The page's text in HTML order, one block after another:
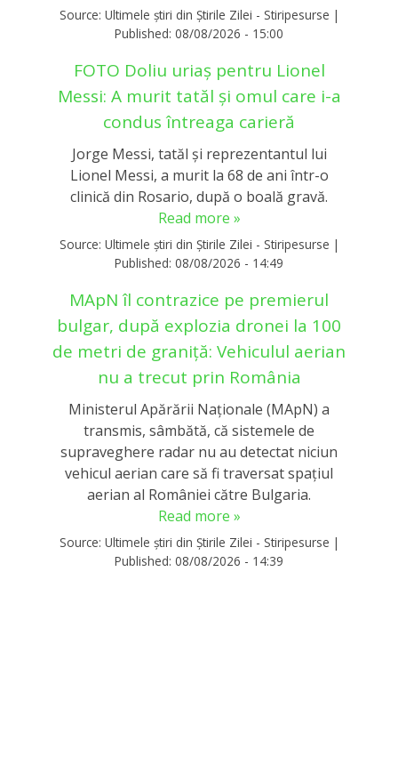
Source: Ultimele știri din Știrile Zilei - Stiripesurse |
Published: 08/08/2026 - 15:00
FOTO Doliu uriaș pentru Lionel
Messi: A murit tatăl și omul care i-a
condus întreaga carieră
Jorge Messi, tatăl și reprezentantul lui
Lionel Messi, a murit la 68 de ani într-o
clinică din Rosario, după o boală gravă.
Read more »
Source: Ultimele știri din Știrile Zilei - Stiripesurse |
Published: 08/08/2026 - 14:49
MApN îl contrazice pe premierul
bulgar, după explozia dronei la 100
de metri de graniță: Vehiculul aerian
nu a trecut prin România
Ministerul Apărării Naționale (MApN) a
transmis, sâmbătă, că sistemele de
supraveghere radar nu au detectat niciun
vehicul aerian care să fi traversat spațiul
aerian al României către Bulgaria.
Read more »
Source: Ultimele știri din Știrile Zilei - Stiripesurse |
Published: 08/08/2026 - 14:39